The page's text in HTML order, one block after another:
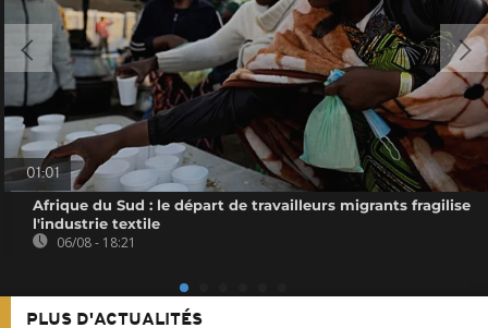
01:01
Afrique du Sud : le départ de travailleurs migrants fragilise
l'industrie textile
06/08 - 18:21
PLUS D'ACTUALITÉS